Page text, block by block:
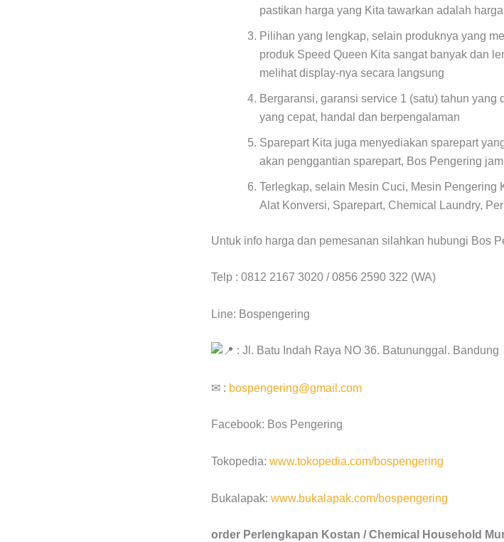
pastikan harga yang Kita tawarkan adalah
Pilihan yang lengkap, selain produknya yang
produk Speed Queen Kita sangat banyak dan
melihat display-nya secara langsung
Bergaransi, garansi service 1 (satu) tahun
yang cepat, handal dan berpengalaman
Sparepart Kita juga menyediakan sparepart
akan penggantian sparepart, Bos Pengering
Terlegkap, selain Mesin Cuci, Mesin Pengering
Alat Konversi, Sparepart, Chemical Laundry,
Untuk info harga dan pemesanan silahkan hubungi Bos
Telp : 0812 2167 3020 / 0856 2590 322 (WA)
Line: Bospengering
: Jl. Batu Indah Raya NO 36. Batununggal. Bandung
✉ : bospengering@gmail.com
Facebook: Bos Pengering
Tokopedia: www.tokopedia.com/bospengering
Bukalapak: www.bukalapak.com/bospengering
order Perlengkapan Kostan / Chemical Household